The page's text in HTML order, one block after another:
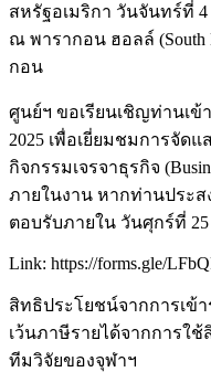
สหรัฐอเมริกา วันจันทร์ที่ 4
ณ พารากอน ฮอลล์
กอน
ศูนย์ฯ ขอเรียนเชิญท่านเข้า
2025 เพื่อเยี่ยมชมการจัด
กิจกรรมเจรจาธุรกิจ
ภายในงาน หากท่านประส
ตอบรับภายใน วันศุกร์ที่
Link: https://forms.gle/
สิทธิประโยชน์จากการเข้
เว้นภาษีรายได้จากการใ
ทีมวิจัยของจุฬาฯ